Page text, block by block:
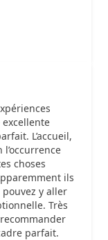
L’accueil,
choses
ils
y aller
Très
parfait.